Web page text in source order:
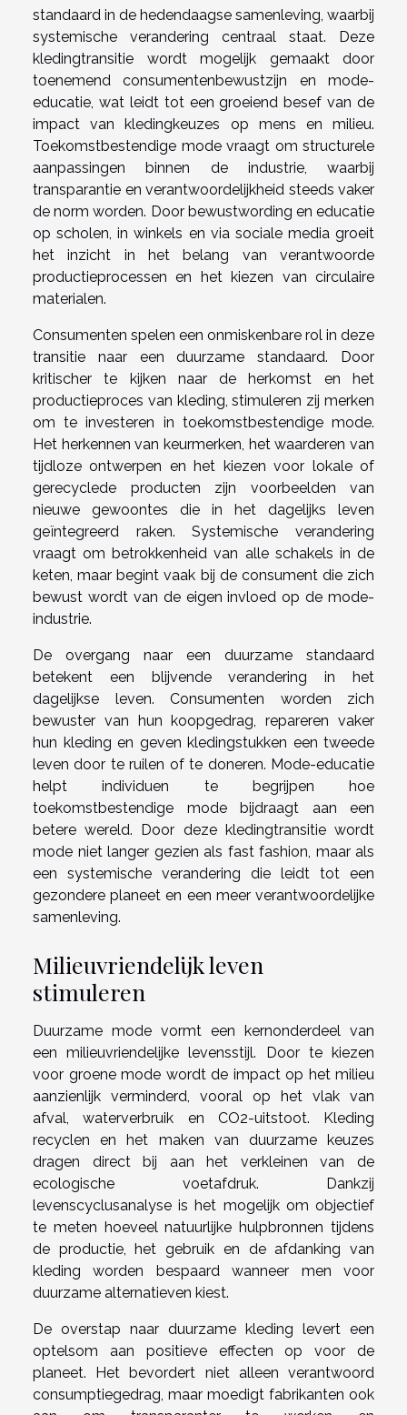
standaard in de hedendaagse samenleving, waarbij
systemische verandering centraal staat. Deze
kledingtransitie wordt mogelijk gemaakt door
toenemend consumentenbewustzijn en mode-
educatie, wat leidt tot een groeiend besef van de
impact van kledingkeuzes op mens en milieu.
Toekomstbestendige mode vraagt om structurele
aanpassingen binnen de industrie, waarbij
transparantie en verantwoordelijkheid steeds vaker
de norm worden. Door bewustwording en educatie
op scholen, in winkels en via sociale media groeit
het inzicht in het belang van verantwoorde
productieprocessen en het kiezen van circulaire
materialen.
Consumenten spelen een onmiskenbare rol in deze
transitie naar een duurzame standaard. Door
kritischer te kijken naar de herkomst en het
productieproces van kleding, stimuleren zij merken
om te investeren in toekomstbestendige mode.
Het herkennen van keurmerken, het waarderen van
tijdloze ontwerpen en het kiezen voor lokale of
gerecyclede producten zijn voorbeelden van
nieuwe gewoontes die in het dagelijks leven
geïntegreerd raken. Systemische verandering
vraagt om betrokkenheid van alle schakels in de
keten, maar begint vaak bij de consument die zich
bewust wordt van de eigen invloed op de mode-
industrie.
De overgang naar een duurzame standaard
betekent een blijvende verandering in het
dagelijkse leven. Consumenten worden zich
bewuster van hun koopgedrag, repareren vaker
hun kleding en geven kledingstukken een tweede
leven door te ruilen of te doneren. Mode-educatie
helpt individuen te begrijpen hoe
toekomstbestendige mode bijdraagt aan een
betere wereld. Door deze kledingtransitie wordt
mode niet langer gezien als fast fashion, maar als
een systemische verandering die leidt tot een
gezondere planeet en een meer verantwoordelijke
samenleving.
Milieuvriendelijk leven
stimuleren
Duurzame mode vormt een kernonderdeel van
een milieuvriendelijke levensstijl. Door te kiezen
voor groene mode wordt de impact op het milieu
aanzienlijk verminderd, vooral op het vlak van
afval, waterverbruik en CO2-uitstoot. Kleding
recyclen en het maken van duurzame keuzes
dragen direct bij aan het verkleinen van de
ecologische voetafdruk. Dankzij
levenscyclusanalyse is het mogelijk om objectief
te meten hoeveel natuurlijke hulpbronnen tijdens
de productie, het gebruik en de afdanking van
kleding worden bespaard wanneer men voor
duurzame alternatieven kiest.
De overstap naar duurzame kleding levert een
optelsom aan positieve effecten op voor de
planeet. Het bevordert niet alleen verantwoord
consumptiegedrag, maar moedigt fabrikanten ook